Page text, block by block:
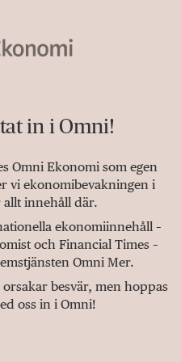
in i Omni!
Omni Ekonomi som egen
vi ekonomibevakningen i
allt innehåll där.
ekonomiinnehåll –
och Financial Times –
Omni Mer.
besvär, men hoppas
oss in i Omni!